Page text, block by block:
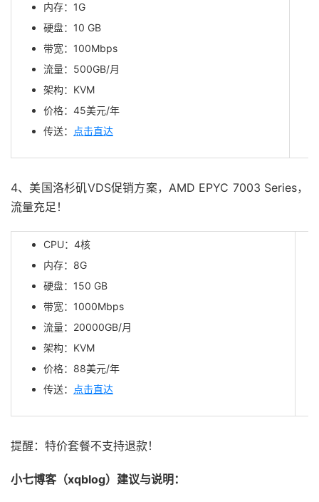
内存：1G
硬盘：10 GB
带宽：100Mbps
流量：500GB/月
架构：KVM
价格：45美元/年
传送：
点击直达
4、美国洛杉矶VDS促销方案，AMD EPYC 7003 Series，
流量充足！
CPU：4核
内存：8G
硬盘：150 GB
带宽：1000Mbps
流量：20000GB/月
架构：KVM
价格：88美元/年
传送：
点击直达
提醒：特价套餐不支持退款！
小七博客（xqblog）建议与说明：